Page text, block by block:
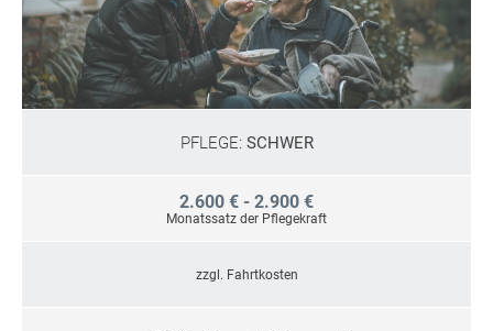
PFLEGE: SCHWER
2.600 € - 2.900 €
Monatssatz der Pflegekraft
zzgl. Fahrtkosten